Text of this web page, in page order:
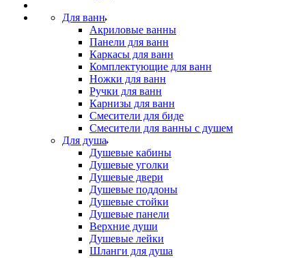
Для ванн
Акриловые ванны
Панели для ванн
Каркасы для ванн
Комплектующие для ванн
Ножки для ванн
Ручки для ванн
Карнизы для ванн
Смесители для биде
Смесители для ванны с душем
Для душа
Душевые кабины
Душевые уголки
Душевые двери
Душевые поддоны
Душевые стойки
Душевые панели
Верхние души
Душевые лейки
Шланги для душа